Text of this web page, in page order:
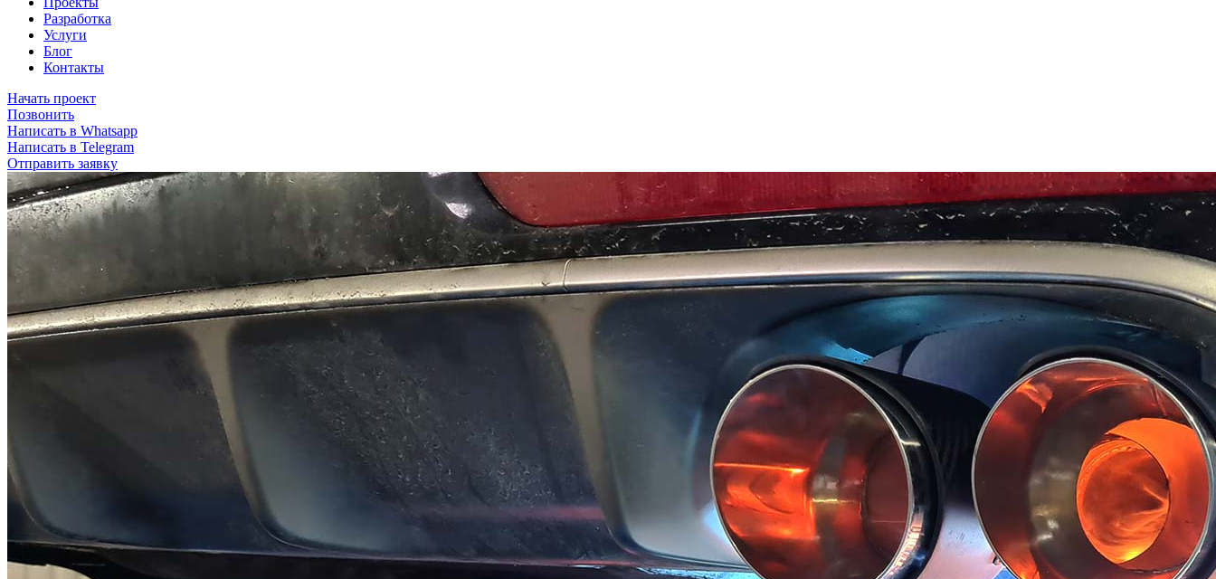
Разработка
Услуги
Блог
Контакты
Начать проект
Позвонить
Написать в Whatsapp
Написать в Telegram
Отправить заявку